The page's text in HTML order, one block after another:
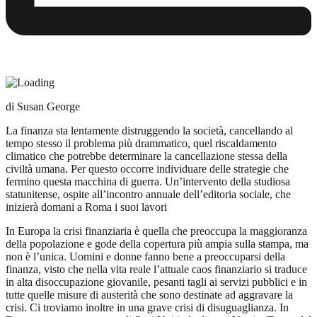
di Susan George
La finanza sta lentamente distruggendo la società, cancellando al
tempo stesso il problema più drammatico, quel riscaldamento
climatico che potrebbe determinare la cancellazione stessa della
civiltà umana. Per questo occorre individuare delle strategie che
fermino questa macchina di guerra. Un’intervento della studiosa
statunitense, ospite all’incontro annuale dell’editoria sociale, che
inizierà domani a Roma i suoi lavori
In Europa la crisi finanziaria è quella che preoccupa la maggioranza
della popolazione e gode della copertura più ampia sulla stampa, ma
non è l’unica. Uomini e donne fanno bene a preoccuparsi della
finanza, visto che nella vita reale l’attuale caos finanziario si traduce
in alta disoccupazione giovanile, pesanti tagli ai servizi pubblici e in
tutte quelle misure di austerità che sono destinate ad aggravare la
crisi. Ci troviamo inoltre in una grave crisi di disuguaglianza. In